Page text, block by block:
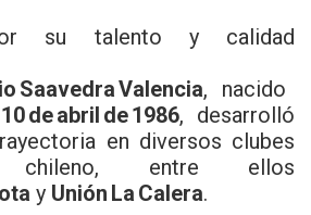
su talento y calidad
Saavedra Valencia, nacido
de abril de 1986, desarrolló
en diversos clubes
entre ellos
y Unión La Calera.